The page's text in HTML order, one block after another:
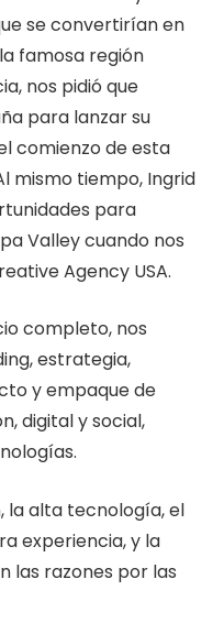
se convertirían en
famosa región
nos pidió que
para lanzar su
comienzo de esta
mismo tiempo, Ingrid
para
Valley cuando nos
Agency USA.
completo, nos
estrategia,
y empaque de
digital y social,
la alta tecnología, el
experiencia, y la
las razones por las